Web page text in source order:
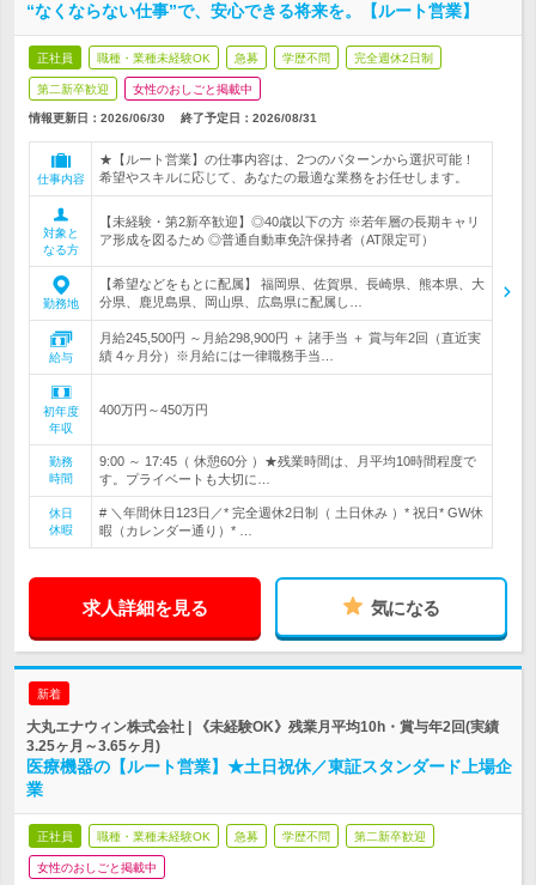
“なくならない仕事”で、安心できる将来を。【ルート営業】
正社員 職種・業種未経験OK 急募 学歴不問 完全週休2日制
第二新卒歓迎 女性のおしごと掲載中
情報更新日：2026/06/30 終了予定日： 2026/08/31
仕事内容
★【ルート営業】の仕事内容は、2つのパターンから選択可能！
希望やスキルに応じて、あなたの最適な業務をお任せします。
対象と
なる方
【未経験・第2新卒歓迎】◎40歳以下の方 ※若年層の長期キャリ
ア形成を図るため ◎普通自動車免許保持者（AT限定可）
勤務地
【希望などをもとに配属】 福岡県、佐賀県、長崎県、熊本県、大
分県、鹿児島県、岡山県、広島県に配属し…
給与
月給245,500円 ～月給298,900円 ＋ 諸手当 ＋ 賞与年2回（直近実
績 4ヶ月分）※月給には一律職務手当…
初年度
年収
400万円～450万円
勤務
時間
9:00 ～ 17:45（ 休憩60分 ）★残業時間は、月平均10時間程度で
す。プライベートも大切に…
休日
休暇
# ＼年間休日123日／* 完全週休2日制（ 土日休み ）* 祝日* GW休
暇（カレンダー通り）* …
求人詳細を見る 気になる
新着
大丸エナウィン株式会社 | 《未経験OK》残業月平均10h・賞与年2回(実績
3.25ヶ月～3.65ヶ月)
医療機器の【ルート営業】★土日祝休／東証スタンダード上場企
業
正社員 職種・業種未経験OK 急募 学歴不問 第二新卒歓迎
女性のおしごと掲載中